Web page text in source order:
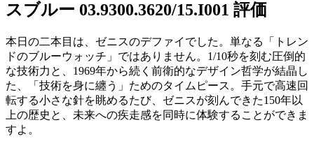
スブルー 03.9300.3620/15.I001 評価
本日の二本目は、ゼニスのデファイでした。単なる「トレン
ドのブルーウォッチ」ではありません。1/10秒を刻む圧倒的
な技術力と、1969年から続く前衛的なデザイン哲学が結晶し
た、「技術を身に纏う」ためのタイムピース。手元で高速回
転する小さな針を眺めるたび、ゼニスが刻んできた150年以
上の歴史と、未来への疾走感を同時に体験することができま
すよ。